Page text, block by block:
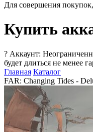
Для совершения
Купить
? Аккаунт:
будет длиться не менее
Главная Каталог
FAR: Changing Tides -